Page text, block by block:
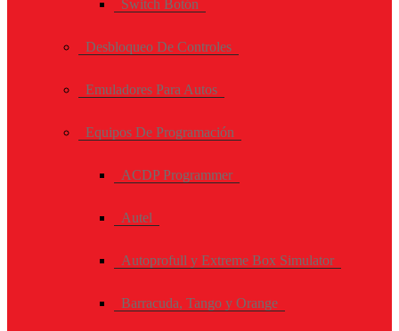
Switch Botón
Desbloqueo De Controles
Emuladores Para Autos
Equipos De Programación
ACDP Programmer
Autel
Autoprofull y Extreme Box Simulator
Barracuda, Tango y Orange